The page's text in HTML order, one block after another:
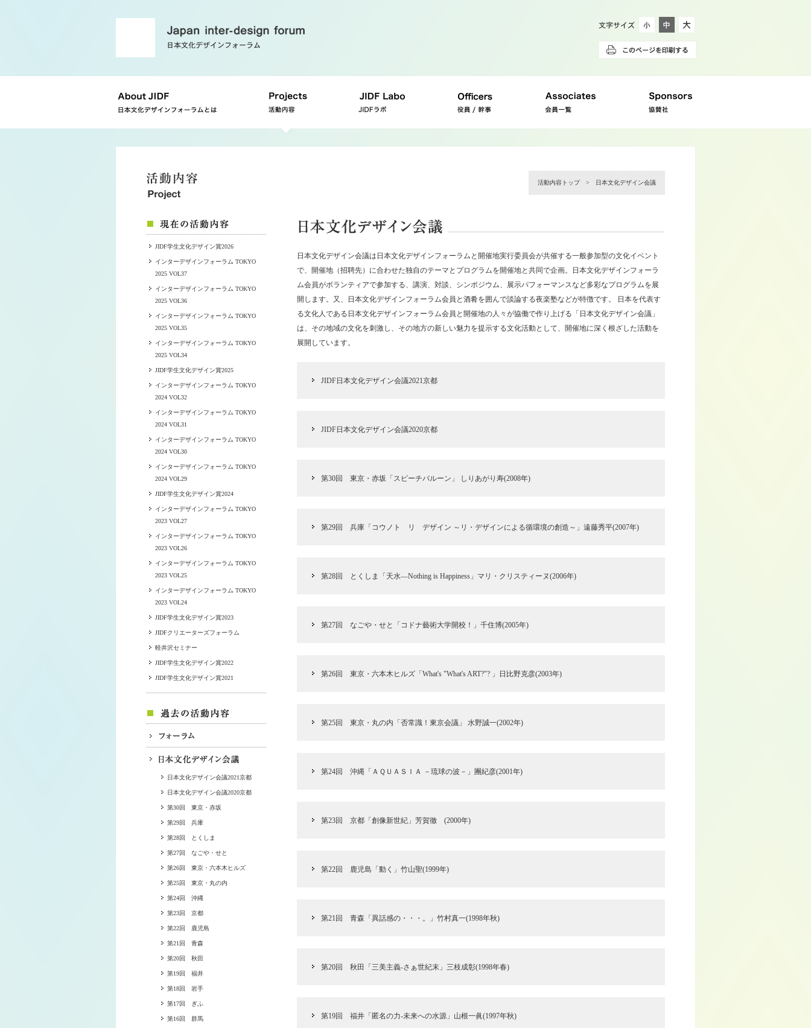
活動内容トップ> 日本文化デザイン会議
JIDF学生文化デザイン賞2026
インターデザインフォーラム TOKYO
2025 VOL37
インターデザインフォーラム TOKYO
2025 VOL36
インターデザインフォーラム TOKYO
2025 VOL35
インターデザインフォーラム TOKYO
2025 VOL34
JIDF学生文化デザイン賞2025
インターデザインフォーラム TOKYO
2024 VOL32
インターデザインフォーラム TOKYO
2024 VOL31
インターデザインフォーラム TOKYO
2024 VOL30
インターデザインフォーラム TOKYO
2024 VOL29
JIDF学生文化デザイン賞2024
インターデザインフォーラム TOKYO
2023 VOL27
インターデザインフォーラム TOKYO
2023 VOL26
インターデザインフォーラム TOKYO
2023 VOL25
インターデザインフォーラム TOKYO
2023 VOL24
JIDF学生文化デザイン賞2023
JIDFクリエーターズフォーラム
軽井沢セミナー
JIDF学生文化デザイン賞2022
JIDF学生文化デザイン賞2021
日本文化デザイン会議2021京都
日本文化デザイン会議2020京都
第30回 東京・赤坂
第29回 兵庫
第28回 とくしま
第27回 なごや・せと
第26回 東京・六本木ヒルズ
第25回 東京・丸の内
第24回 沖縄
第23回 京都
第22回 鹿児島
第21回 青森
第20回 秋田
第19回 福井
第18回 岩手
第17回 ぎふ
第16回 群馬
日本文化デザイン会議は日本文化デザインフォーラムと開催地実行委員会が共催する一般参加型の文化イベント
で、開催地（招聘先）に合わせた独自のテーマとプログラムを開催地と共同で企画。日本文化デザインフォーラ
ム会員がボランティアで参加する、講演、対談、シンポジウム、展示パフォーマンスなど多彩なプログラムを展
開します。又、日本文化デザインフォーラム会員と酒肴を囲んで談論する夜楽塾などが特徴です。 日本を代表す
る文化人である日本文化デザインフォーラム会員と開催地の人々が協働で作り上げる「日本文化デザイン会議」
は、その地域の文化を刺激し、その地方の新しい魅力を提示する文化活動として、開催地に深く根ざした活動を
展開しています。
JIDF日本文化デザイン会議2021京都
JIDF日本文化デザイン会議2020京都
第30回 東京・赤坂「スピーチバルーン」 しりあがり寿(2008年)
第29回 兵庫「コウノト リ デザイン ～リ・デザインによる循環境の創造～」遠藤秀平(2007年)
第28回 とくしま「天水―Nothing is Happiness」マリ・クリスティーヌ(2006年)
第27回 なごや・せと「コドナ藝術大学開校！」千住博(2005年)
第26回 東京・六本木ヒルズ「What's "What's ART?"? 」日比野克彦(2003年)
第25回 東京・丸の内「否常識！東京会議」 水野誠一(2002年)
第24回 沖縄「ＡＱＵＡＳＩＡ －琉球の波－」團紀彦(2001年)
第23回 京都「創像新世紀」芳賀徹 (2000年)
第22回 鹿児島「動く」竹山聖(1999年)
第21回 青森「異話感の・・・。」竹村真一(1998年秋)
第20回 秋田「三美主義‐さぁ世紀末」三枝成彰(1998年春)
第19回 福井「匿名の力‐未来への水源」山根一眞(1997年秋)